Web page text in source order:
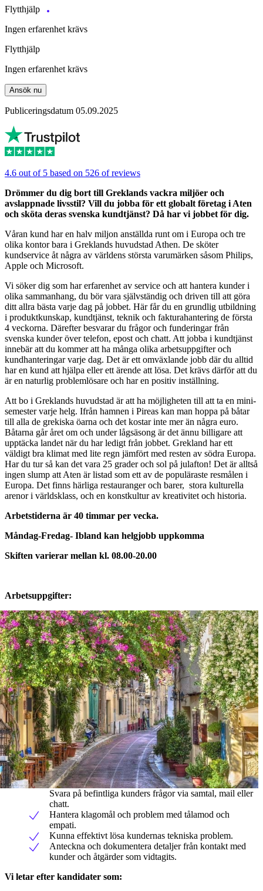
Flytthjälp
Ingen erfarenhet krävs
Flytthjälp
Ingen erfarenhet krävs
Ansök nu
Publiceringsdatum 05.09.2025
4.6 out of 5 based on 526 of reviews
Drömmer du dig bort till Greklands vackra miljöer och
avslappnade livsstil? Vill du jobba för ett globalt företag i Aten
och sköta deras svenska kundtjänst? Då har vi jobbet för dig.
Våran kund har en halv miljon anställda runt om i Europa och tre
olika kontor bara i Greklands huvudstad Athen. De sköter
kundservice åt några av världens största varumärken såsom Philips,
Apple och Microsoft.
Vi söker dig som har erfarenhet av service och att hantera kunder i
olika sammanhang, du bör vara självständig och driven till att göra
ditt allra bästa varje dag på jobbet. Här får du en grundlig utbildning
i produktkunskap, kundtjänst, teknik och fakturahantering de första
4 veckorna. Därefter besvarar du frågor och funderingar från
svenska kunder över telefon, epost och chatt. Att jobba i kundtjänst
innebär att du kommer att ha många olika arbetsuppgifter och
kundhanteringar varje dag. Det är ett omväxlande jobb där du alltid
har en kund att hjälpa eller ett ärende att lösa. Det krävs därför att du
är en naturlig problemlösare och har en positiv inställning.
Att bo i Greklands huvudstad är att ha möjligheten till att ta en mini-
semester varje helg. Ifrån hamnen i Pireas kan man hoppa på båtar
till alla de grekiska öarna och det kostar inte mer än några euro.
Båtarna går året om och under lågsäsong är det ännu billigare att
upptäcka landet när du har ledigt från jobbet. Grekland har ett
väldigt bra klimat med lite regn jämfört med resten av södra Europa.
Har du tur så kan det vara 25 grader och sol på julafton! Det är alltså
ingen slump att Aten är listad som ett av de populäraste resmålen i
Europa. Det finns härliga restauranger och barer, stora kulturella
arenor i världsklass, och en konstkultur av kreativitet och historia.
Arbetstiderna är 40 timmar per vecka.
Måndag-Fredag- Ibland kan helgjobb uppkomma
Skiften varierar mellan kl. 08.00-20.00
Arbetsuppgifter:
Svara på befintliga kunders frågor via samtal, mail eller
chatt.
Hantera klagomål och problem med tålamod och
empati.
Kunna effektivt lösa kundernas tekniska problem.
Anteckna och dokumentera detaljer från kontakt med
kunder och åtgärder som vidtagits.
Vi letar efter kandidater som: